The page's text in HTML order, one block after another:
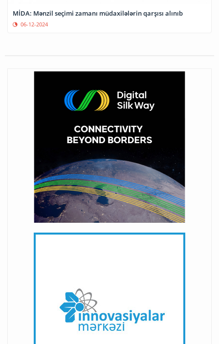
MİDA: Mənzil seçimi zamanı müdaxilələrin qarşısı alınıb
06-12-2024